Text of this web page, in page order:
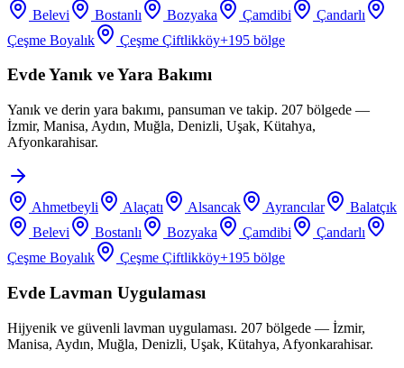
Belevi Bostanlı Bozyaka Çamdibi
Çandarlı
Çeşme Boyalık
Çeşme Çiftlikköy+195 bölge
Evde Yanık ve Yara Bakımı
Yanık ve derin yara bakımı, pansuman ve takip. 207 bölgede —
İzmir, Manisa, Aydın, Muğla, Denizli, Uşak, Kütahya,
Afyonkarahisar.
Ahmetbeyli Alaçatı Alsancak Ayrancılar
Balatçık
Belevi
Bostanlı Bozyaka Çamdibi
Çandarlı
Çeşme Boyalık
Çeşme Çiftlikköy+195 bölge
Evde Lavman Uygulaması
Hijyenik ve güvenli lavman uygulaması. 207 bölgede — İzmir,
Manisa, Aydın, Muğla, Denizli, Uşak, Kütahya, Afyonkarahisar.